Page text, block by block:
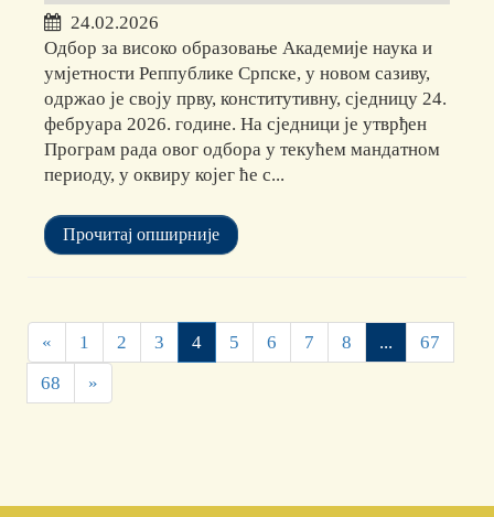
24.02.2026
Одбор за високо образовање Академије наука и
умјетности Реппублике Српске, у новом сазиву,
одржао је своју прву, конститутивну, сједницу 24.
фебруара 2026. године. На сједници је утврђен
Програм рада овог одбора у текућем мандатном
периоду, у оквиру којег ће с...
Прочитај опширније
« 1 2 3 4 5 6 7 8 ...
67
68
»